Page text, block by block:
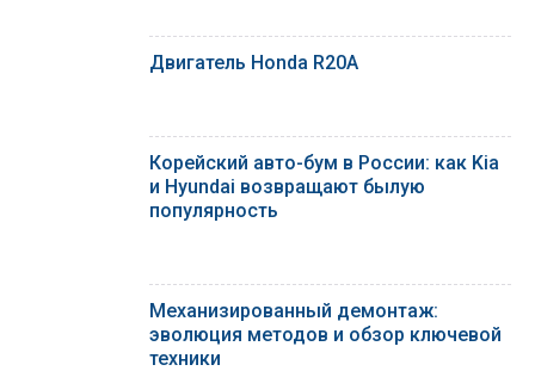
Двигатель Honda R20A
Корейский авто-бум в России: как Kia
и Hyundai возвращают былую
популярность
Механизированный демонтаж:
эволюция методов и обзор ключевой
техники